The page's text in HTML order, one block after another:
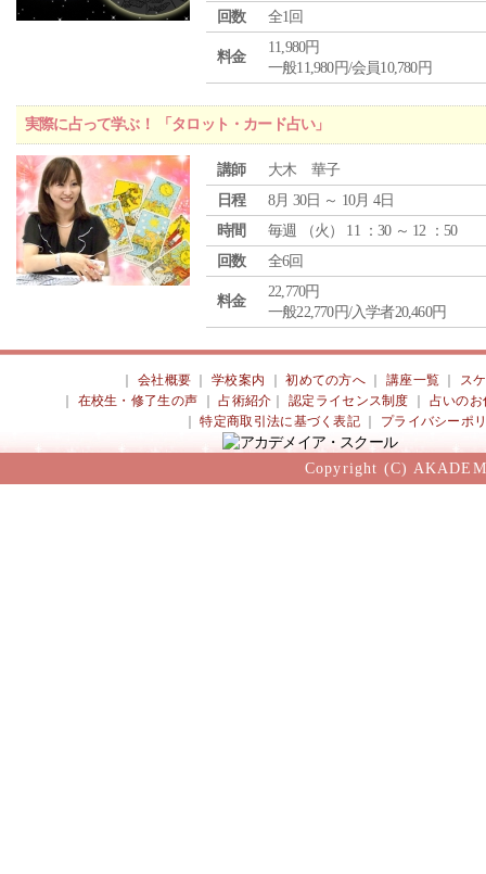
回数 全1回
料金
11,980円
一般11,980円/会員10,780円
実際に占って学ぶ！ 「タロット・カード占い」
講師
大木 華子
日程
8月 30日 ～ 10月 4日
時間
毎週 （火 ） 11 ：30 ～ 12 ：50
回数
全6回
料金
22,770円
一般22,770円/入学者20,460円
会社概要 ｜学校案内 ｜初めての方へ 講座一覧
ス
在校生・修了生の声 ｜占術紹介 ｜認定ライセンス制度
占いのお
｜特定商取引法に基づく表記 プライバシーポ
Copyright (C)